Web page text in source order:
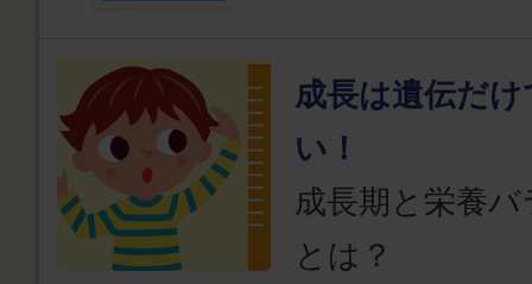
成長は遺伝だ
い！
成長期と栄養
とは？